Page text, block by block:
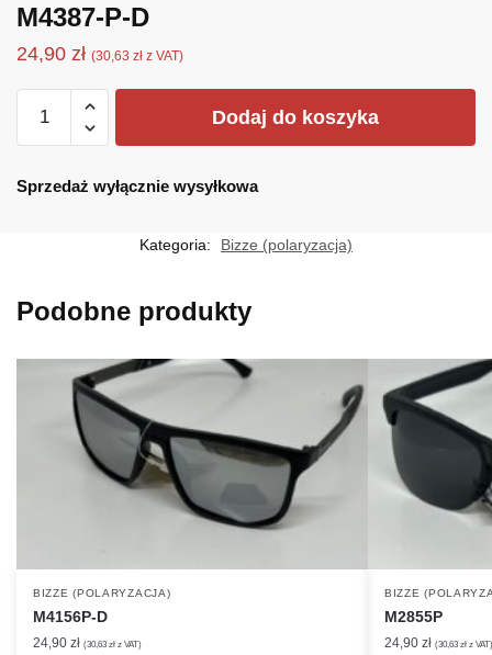
M4387-P-D
24,90 zł (30,63 zł z VAT)
M4387-
D
Dodaj do koszyka
Sprzedaż wyłącznie wysyłkowa
Kategoria: Bizze (polaryzacja)
Podobne produkty
BIZZE (POLARYZACJA)
M4156P-D
24,90 zł (30,63 zł z VAT)
BIZZE
M2855P
24,90 zł (30,63 zł z VAT)